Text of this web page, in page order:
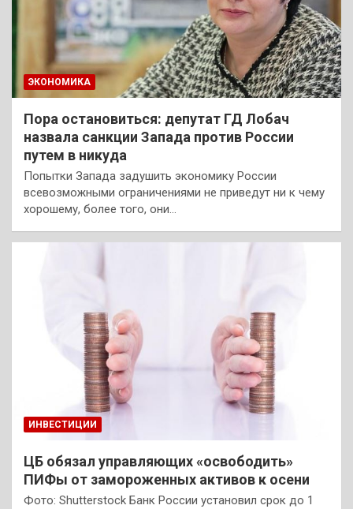
ЭКОНОМИКА
Пора остановиться: депутат ГД Лобач
назвала санкции Запада против России
путем в никуда
Попытки Запада задушить экономику России
всевозможными ограничениями не приведут ни к чему
хорошему, более того, они…
ИНВЕСТИЦИИ
ЦБ обязал управляющих «освободить»
ПИФы от замороженных активов к осени
Фото: Shutterstock Банк России установил срок до 1